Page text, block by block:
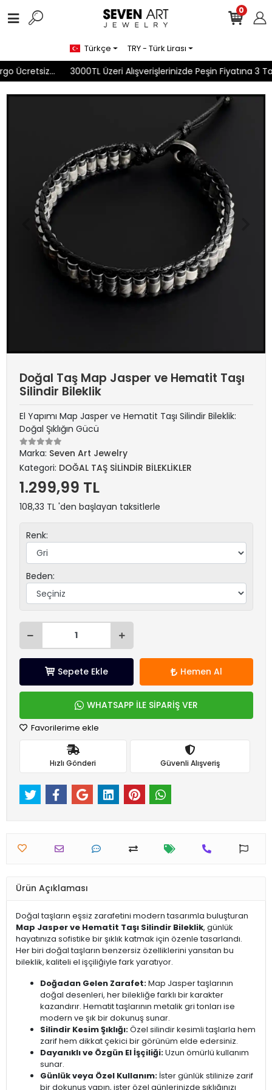
Ücretsiz... 3000TL Üzeri Alışverişlerinizde Peşin Fiyatına 3
0
Türkçe TRY - Türk Lirası
Doğal Taş Map Jasper ve Hematit Taşı
Silindir Bileklik
El Yapımı Map Jasper ve Hematit Taşı Silindir Bileklik:
Doğal Şıklığın Gücü
Marka: Seven Art Jewelry
Kategori: DOĞAL TAŞ SİLİNDİR BİLEKLİKLER
1.299,99 TL
108,33 TL 'den başlayan taksitlerle
Renk:
Beden:
Sepete Ekle Hemen Al
WHATSAPP İLE SİPARİŞ VER
Favorilerime ekle
Hızlı Gönderi Güvenli Alışveriş
Ürün Açıklaması
Doğal taşların eşsiz zarafetini modern tasarımla buluşturan
Map Jasper ve Hematit Taşı Silindir Bileklik, günlük
hayatınıza sofistike bir şıklık katmak için özenle tasarlandı.
Her biri doğal taşların benzersiz özelliklerini yansıtan bu
bileklik, kaliteli el işçiliğiyle fark yaratıyor.
Doğadan Gelen Zarafet:Map Jasper taşlarının
doğal desenleri, her bilekliğe farklı bir karakter
kazandırır. Hematit taşlarının metalik gri tonları ise
modern ve şık bir dokunuş sunar.
Silindir Kesim Şıklığı:Özel silindir kesimli taşlarla hem
zarif hem dikkat çekici bir görünüm elde edersiniz.
Dayanıklı ve Özgün El İşçiliği:Uzun ömürlü kullanım
sunar.
Günlük veya Özel Kullanım: İster günlük stilinize zarif
bir dokunuş yapın, ister özel günlerinizde şıklığınızı